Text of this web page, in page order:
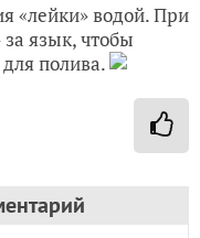
«лейки» водой. При
язык, чтобы
полива.